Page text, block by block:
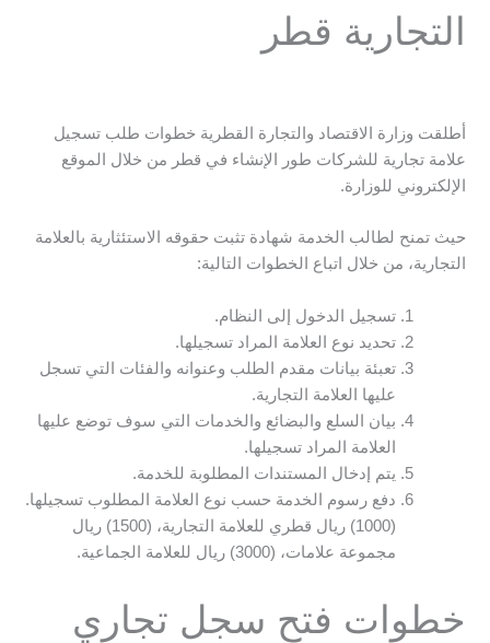
التجارية قطر
أطلقت وزارة الاقتصاد والتجارة القطرية خطوات طلب تسجيل
علامة تجارية للشركات طور الإنشاء في قطر من خلال الموقع
الإلكتروني للوزارة.
حيث تمنح لطالب الخدمة شهادة تثبت حقوقه الاستئثارية بالعلامة
التجارية، من خلال اتباع الخطوات التالية:
تسجيل الدخول إلى النظام.
تحديد نوع العلامة المراد تسجيلها.
تعبئة بيانات مقدم الطلب وعنوانه والفئات التي تسجل
عليها العلامة التجارية.
بيان السلع والبضائع والخدمات التي سوف توضع عليها
العلامة المراد تسجيلها.
يتم إدخال المستندات المطلوبة للخدمة.
دفع رسوم الخدمة حسب نوع العلامة المطلوب تسجيلها.
(1000) ريال قطري للعلامة التجارية، (1500) ريال
مجموعة علامات، (3000) ريال للعلامة الجماعية.
خطوات فتح سجل تجاري